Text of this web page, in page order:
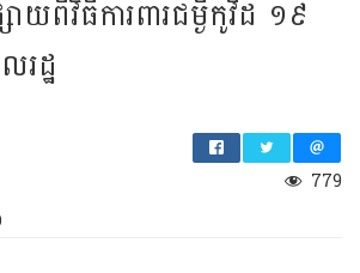
ាយ​​ពីវិធី​​ការពារ​ជម្ងឺ​កូវីដ ១៩​
ដ្ឋ
779